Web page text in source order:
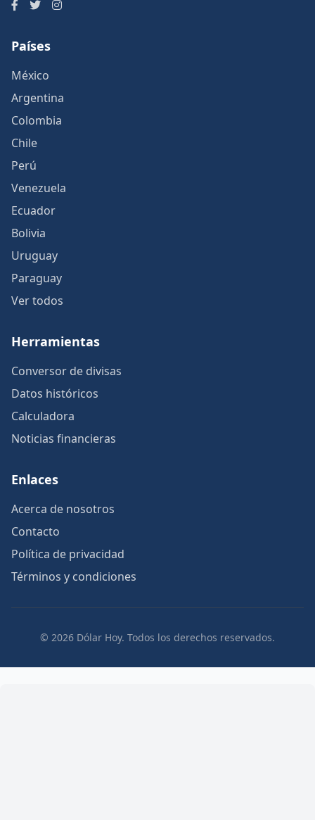
Países
México
Argentina
Colombia
Chile
Perú
Venezuela
Ecuador
Bolivia
Uruguay
Paraguay
Ver todos
Herramientas
Conversor de divisas
Datos históricos
Calculadora
Noticias financieras
Enlaces
Acerca de nosotros
Contacto
Política de privacidad
Términos y condiciones
© 2026 Dólar Hoy. Todos los derechos reservados.